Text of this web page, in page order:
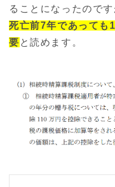
ることになったので
死亡前7年であっても
要 と読めます。